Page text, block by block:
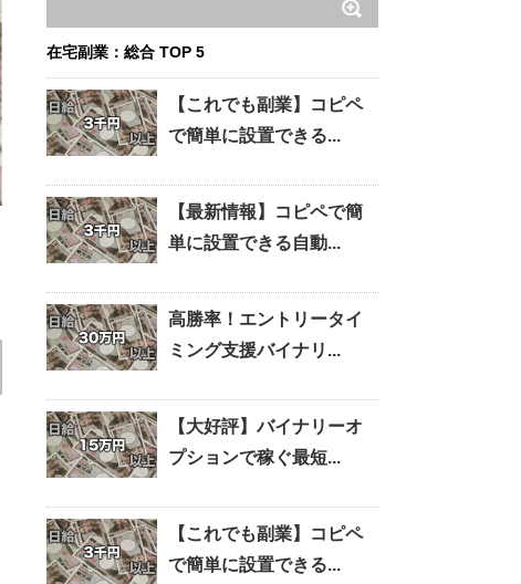
在宅副業：総合 TOP 5
【これでも副業】コピペ
で簡単に設置できる...
【最新情報】コピペで簡
単に設置できる自動...
高勝率！エントリータイ
ミング支援バイナリ...
【大好評】バイナリーオ
プションで稼ぐ最短...
【これでも副業】コピペ
で簡単に設置できる...